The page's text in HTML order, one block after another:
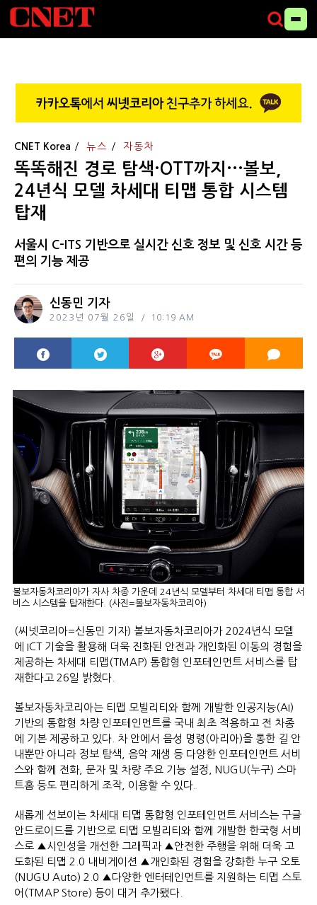
CNET Korea 뉴스 자동차
똑똑해진 경로 탐색·OTT까지···볼보,
24년식 모델 차세대 티맵 통합 시스템
탑재
서울시 C-ITS 기반으로 실시간 신호 정보 및 신호 시간 등
편의 기능 제공
신동민 기자
2023년 07월 26일 10:19 AM
볼보자동차코리아가 자사 차종 가운데 24년식 모델부터 차세대 티맵 통합 서
비스 시스템을 탑재한다. (사진=볼보자동차코리아)
(씨넷코리아=신동민 기자) 볼보자동차코리아가 2024년식 모델
에 ICT 기술을 활용해 더욱 진화된 안전과 개인화된 이동의 경험을
제공하는 차세대 티맵(TMAP) 통합형 인포테인먼트 서비스를 탑
재한다고 26일 밝혔다.
볼보자동차코리아는 티맵 모빌리티와 함께 개발한 인공지능(AI)
기반의 통합형 차량 인포테인먼트를 국내 최초 적용하고 전 차종
에 기본 제공하고 있다. 차 안에서 음성 명령(아리아)을 통한 길 안
내뿐만 아니라 정보 탐색, 음악 재생 등 다양한 인포테인먼트 서비
스와 함께 전화, 문자 및 차량 주요 기능 설정, NUGU(누구) 스마
트홈 등도 편리하게 조작, 이용할 수 있다.
새롭게 선보이는 차세대 티맵 통합형 인포테인먼트 서비스는 구글
안드로이드를 기반으로 티맵 모빌리티와 함께 개발한 한국형 서비
스로 ▲시인성을 개선한 그래픽과 ▲안전한 주행을 위해 더욱 고
도화된 티맵 2.0 내비게이션 ▲개인화된 경험을 강화한 누구 오토
(NUGU Auto) 2.0 ▲다양한 엔터테인먼트를 지원하는 티맵 스토
어(TMAP Store) 등이 대거 추가됐다.